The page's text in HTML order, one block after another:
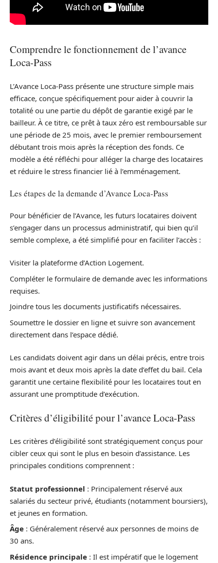
Comprendre le fonctionnement de l’avance
Loca-Pass
L’Avance Loca-Pass présente une structure simple mais
efficace, conçue spécifiquement pour aider à couvrir la
totalité ou une partie du dépôt de garantie exigé par le
bailleur. À ce titre, ce prêt à taux zéro est remboursable sur
une période de 25 mois, avec le premier remboursement
débutant trois mois après la réception des fonds. Ce
modèle a été réfléchi pour alléger la charge des locataires
et réduire le stress financier lié à l’emménagement.
Les étapes de la demande d’Avance Loca-Pass
Pour bénéficier de l’Avance, les futurs locataires doivent
s’engager dans un processus administratif, qui bien qu’il
semble complexe, a été simplifié pour en faciliter l’accès :
Visiter la plateforme d’Action Logement.
Compléter le formulaire de demande avec les informations
requises.
Joindre tous les documents justificatifs nécessaires.
Soumettre le dossier en ligne et suivre son avancement
directement dans l’espace dédié.
Les candidats doivent agir dans un délai précis, entre trois
mois avant et deux mois après la date d’effet du bail. Cela
garantit une certaine flexibilité pour les locataires tout en
assurant une promptitude d’exécution.
Critères d’éligibilité pour l’avance Loca-Pass
Les critères d’éligibilité sont stratégiquement conçus pour
cibler ceux qui sont le plus en besoin d’assistance. Les
principales conditions comprennent :
Statut professionnel : Principalement réservé aux
salariés du secteur privé, étudiants (notamment boursiers),
et jeunes en formation.
Âge : Généralement réservé aux personnes de moins de
30 ans.
Résidence principale : Il est impératif que le logement